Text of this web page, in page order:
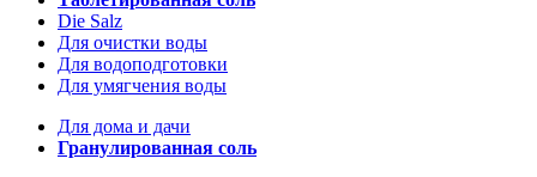
Die Salz
Для очистки воды
Для водоподготовки
Для умягчения воды
Для дома и дачи
Гранулированная соль